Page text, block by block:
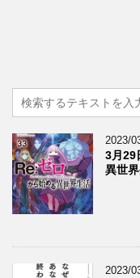
2023/
3月29
異世
2023/